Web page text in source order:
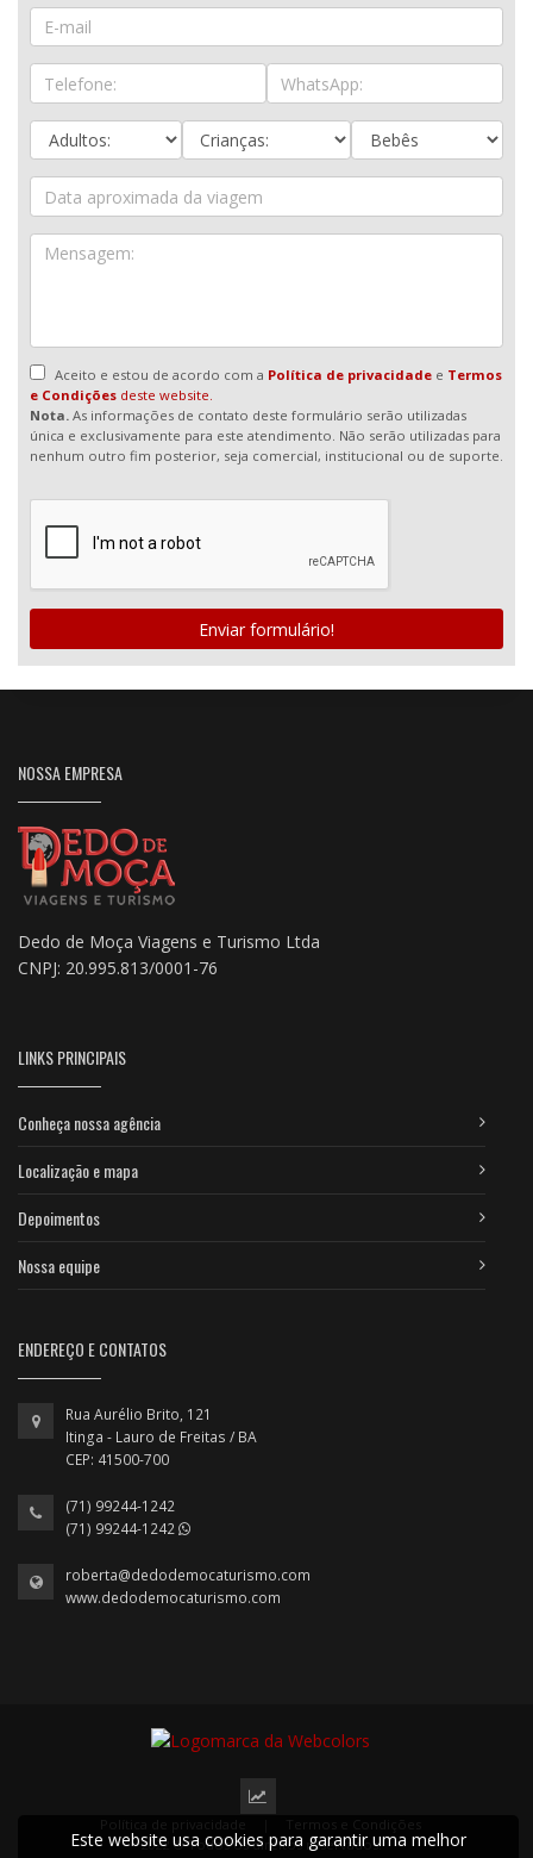
Aceito e estou de acordo com a Política de privacidadee Termos
e Condições deste website.
Nota. As informações de contato deste formulário serão utilizadas
única e exclusivamente para este atendimento. Não serão utilizadas para
nenhum outro fim posterior, seja comercial, institucional ou de suporte.
Enviar formulário!
NOSSA EMPRESA
Dedo de Moça Viagens e Turismo Ltda
CNPJ: 20.995.813/0001-76
LINKS PRINCIPAIS
Conheça nossa agência
Localização e mapa
Depoimentos
Nossa equipe
ENDEREÇO E CONTATOS
Rua Aurélio Brito, 121
Itinga - Lauro de Freitas / BA
CEP: 41500-700
(71) 99244-1242
(71) 99244-1242
roberta@dedodemocaturismo.com
www.dedodemocaturismo.com
2022 © Todos os direitos reservados.
Este website usa cookies para garantir uma melhor